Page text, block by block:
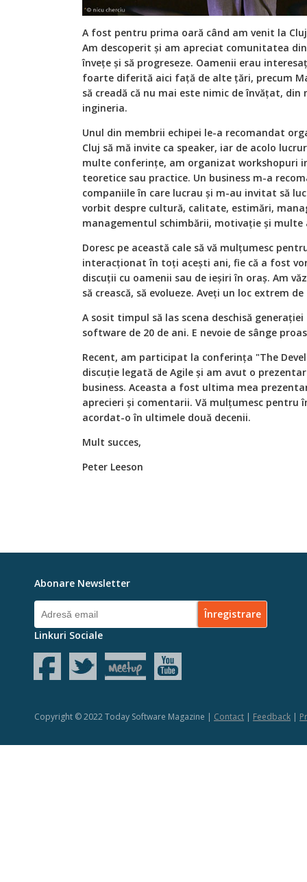
A fost pentru prima oară când am venit la
Am descoperit și am apreciat comunitatea
învețe și să progreseze. Oamenii erau
foarte diferită aici față de alte țări, precum
să creadă că nu mai este nimic de învățat,
ingineria.
Unul din membrii echipei le-a recomandat
Cluj să mă invite ca speaker, iar de acolo
multe conferințe, am organizat workshopuri
teoretice sau practice. Un business m-a
companiile în care lucrau și m-au invitat să
vorbit despre cultură, calitate, estimări,
managementul schimbării, motivație și multe
Doresc pe această cale să vă mulțumesc
interacționat în toți acești ani, fie că a fost
discuții cu oamenii sau de ieșiri în oraș. Am
să crească, să evolueze. Aveți un loc extrem
A sosit timpul să las scena deschisă
software de 20 de ani. E nevoie de sânge
Recent, am participat la conferința "The
discuție legată de Agile și am avut o
business. Aceasta a fost ultima mea
aprecieri și comentarii. Vă mulțumesc pentru
acordat-o în ultimele două decenii.
Mult succes,
Peter Leeson
Abonare Newsletter
Linkuri Sociale
Copyright © 2022 Today Software Magazine | Contact | Feedback |